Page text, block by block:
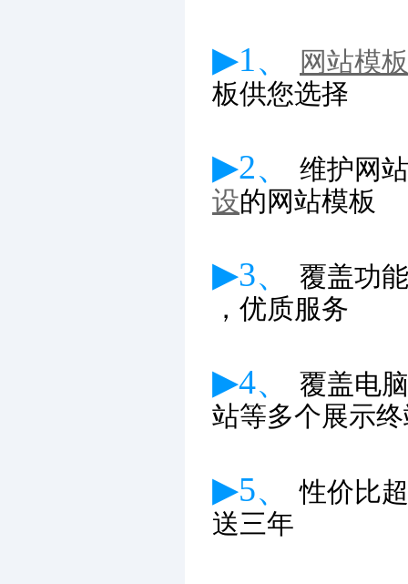
▶1、
网站模板
板供您选择
▶2、
维护网
设的网站模板
▶3、
覆盖功
，优质服务
▶4、
覆盖电
站等多个展示
▶5、性价比
送三年